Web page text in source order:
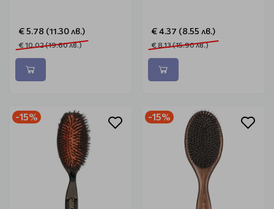
€ 5.78 (11.30 лв.)
€ 10.02 (19.60 лв.)
€ 4.37 (8.55 лв.)
€ 8.13 (15.90 лв.)
-15% -15%